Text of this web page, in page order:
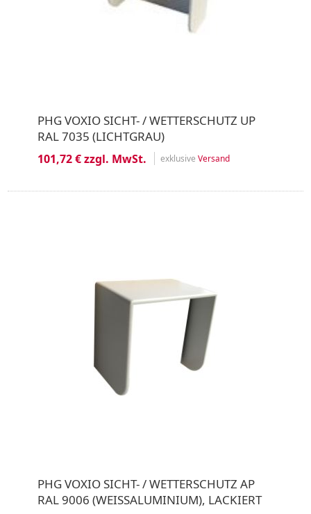
PHG VOXIO SICHT- / WETTERSCHUTZ UP
RAL 7035 (LICHTGRAU)
101,72 € zzgl. MwSt. exklusive Versand
PHG VOXIO SICHT- / WETTERSCHUTZ AP
RAL 9006 (WEISSALUMINIUM), LACKIERT